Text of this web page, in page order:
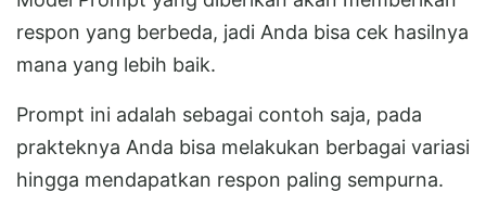
respon yang berbeda, jadi Anda bisa cek hasilnya
mana yang lebih baik.
Prompt ini adalah sebagai contoh saja, pada
prakteknya Anda bisa melakukan berbagai variasi
hingga mendapatkan respon paling sempurna.